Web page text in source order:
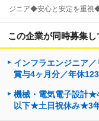
ジニア◆安心と安定を重
この企業が同時募集
インフラエンジニア
賞与4ヶ月分／年休
機械・電気電子設計
以下★土日祝休み★3